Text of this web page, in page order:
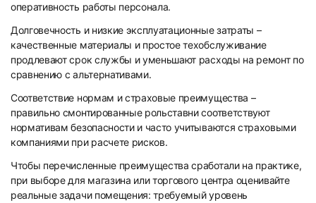
оперативность работы персонала.
Долговечность и низкие эксплуатационные затраты –
качественные материалы и простое техобслуживание
продлевают срок службы и уменьшают расходы на ремонт по
сравнению с альтернативами.
Соответствие нормам и страховые преимущества –
правильно смонтированные рольставни соответствуют
нормативам безопасности и часто учитываются страховыми
компаниями при расчете рисков.
Чтобы перечисленные преимущества сработали на практике,
при выборе для магазина или торгового центра оценивайте
реальные задачи помещения: требуемый уровень